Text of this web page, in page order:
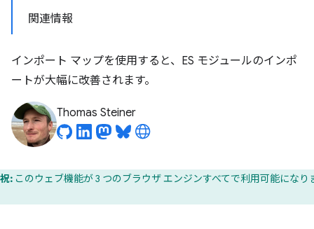
関連情報
インポート マップを使用すると、ES モジュールのインポ
ートが大幅に改善されます。
Thomas Steiner
祝: このウェブ機能が 3 つのブラウザ エンジンすべてで利用可能になり